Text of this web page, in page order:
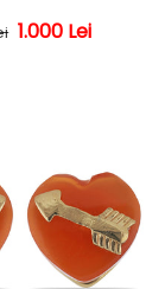
Preț obișnuit
Preț redus
1.000 Lei